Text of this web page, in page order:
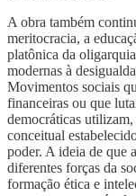
A obra também
meritocracia, a
platônica da
modernas à
Movimentos sociais
financeiras ou que
democráticas
conceitual
poder. A ideia de que
diferentes forças da
formação ética e